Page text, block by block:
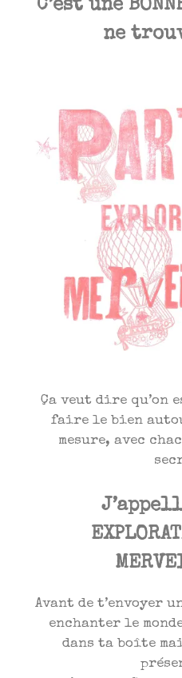
C’est une
ne
Ça veut dire qu’on
faire le bien
mesure, avec
Avant de t’envoyer
enchanter le
dans ta boîte